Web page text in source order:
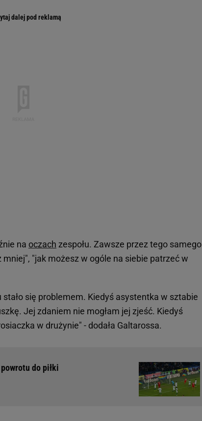
na oczach zespołu. Zawsze przez tego samego
"jak możesz w ogóle na siebie patrzeć w
się problemem. Kiedyś asystentka w sztabie
Jej zdaniem nie mogłam jej zjeść. Kiedyś
w drużynie" - dodała Galtarossa.
do piłki